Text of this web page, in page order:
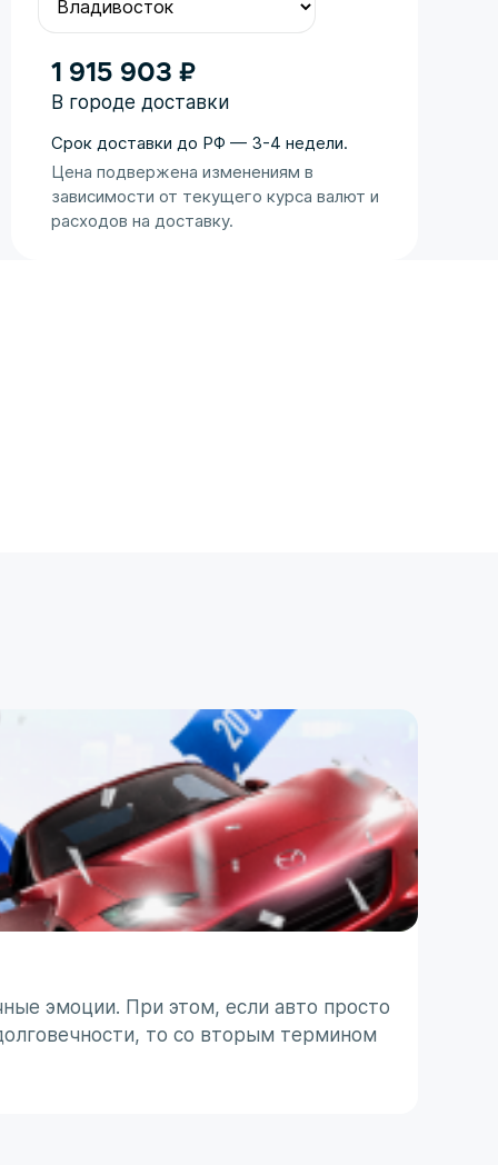
1 915 903 ₽
В городе доставки
Срок доставки до РФ — 3-4 недели.
Цена подвержена изменениям в
зависимости от текущего курса валют и
расходов на доставку.
эмоции. При этом, если авто просто
то со вторым термином